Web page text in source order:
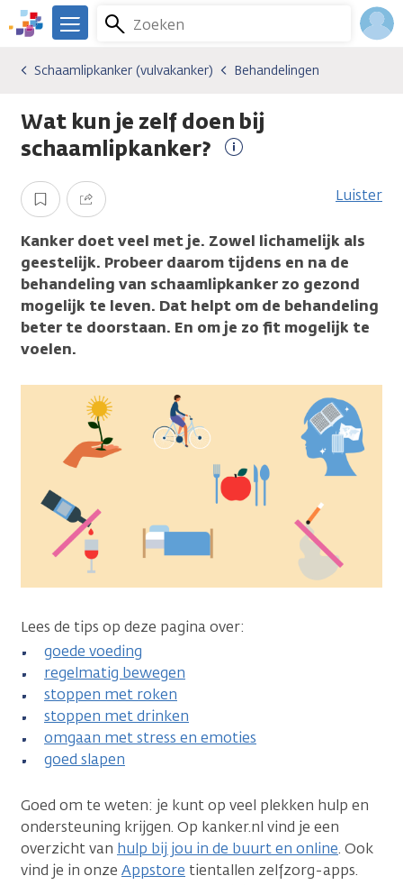
Overslaan
en
gaan
We
er
je.
Kanker.nl
Zoeken
Menu
Kankersoorten
Schaamlipkanker (vulvakanker)
Behandelingen
Schaamlipkanker (vulvakanker) Behandelingen
Wat kun je zelf doen bij
schaamlipkanker?
Opslaan Delen Luister
Kanker doet veel met je. Zowel lichamelijk als
geestelijk. Probeer daarom tijdens en na de
behandeling van schaamlipkanker zo gezond
mogelijk te leven. Dat helpt om de behandeling
beter te doorstaan. En om je zo fit mogelijk te
voelen.
Lees de tips op deze pagina over:
goede voeding
regelmatig bewegen
stoppen met roken
stoppen met drinken
omgaan met stress en emoties
goed slapen
Goed om te weten: je kunt op veel plekken hulp en
ondersteuning krijgen. Op kanker.nl vind je een
overzicht van hulp bij jou in de buurt en online. Ook
vind je in onze Appstore tientallen zelfzorg-apps.